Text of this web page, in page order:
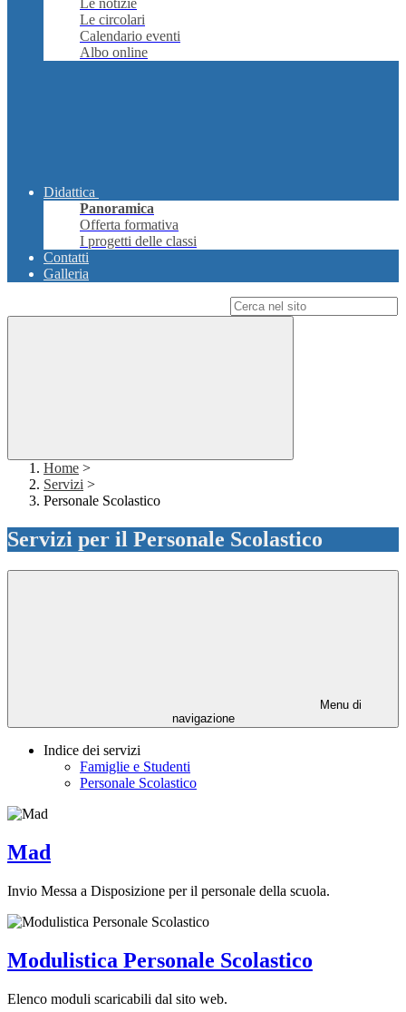
Le notizie
Le circolari
Calendario eventi
Albo online
Didattica
Panoramica
Offerta formativa
I progetti delle classi
Contatti
Galleria
Home >
Servizi >
Personale Scolastico
Servizi per il Personale Scolastico
Menu di
navigazione
Indice dei servizi
Famiglie e Studenti
Personale Scolastico
Mad
Invio Messa a Disposizione per il personale della scuola.
Modulistica Personale Scolastico
Elenco moduli scaricabili dal sito web.